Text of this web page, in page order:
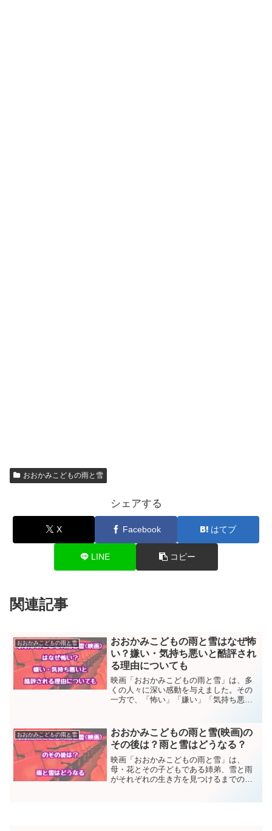
おおかみこどもの雨と雪
シェアする
X Facebook はてブ
LINE コピー
関連記事
おおかみこどもの雨と雪
おおかみこどもの雨と雪はなぜ怖
い？嫌い・気持ち悪いと酷評され
る理由についても
映画「おおかみこどもの雨と雪」は、多
くの人々に深い感動を与えました。その
一方で、「怖い」「嫌い」「気持ち悪
マや映像表現が持つ繊細さ、人間の心理
に触れる描写が関係していま...
おおかみこどもの雨と雪
おおかみこどもの雨と雪(映画)の
その後は？雨と雪はどうなる？
映画「おおかみこどもの雨と雪」は、
母・花とその子どもである姉弟、雪と雨
がそれぞれの生き方を見つけるまでの成